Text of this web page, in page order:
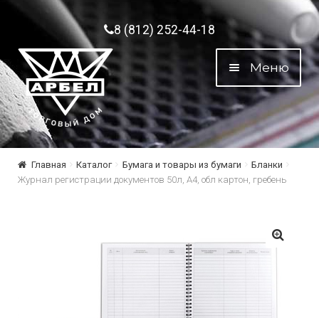
Перейти к навигации
Перейти к содержимому8 (812) 252-44-18
Меню
Главная Каталог Бумага и товары из бумаги
Бланки
Журнал регистрации документов 50л, А4, обл картон, гребень